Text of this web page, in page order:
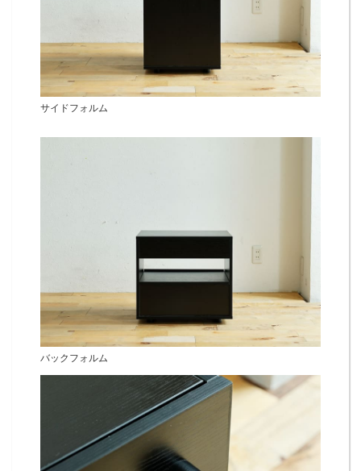
サイドフォルム
バックフォルム